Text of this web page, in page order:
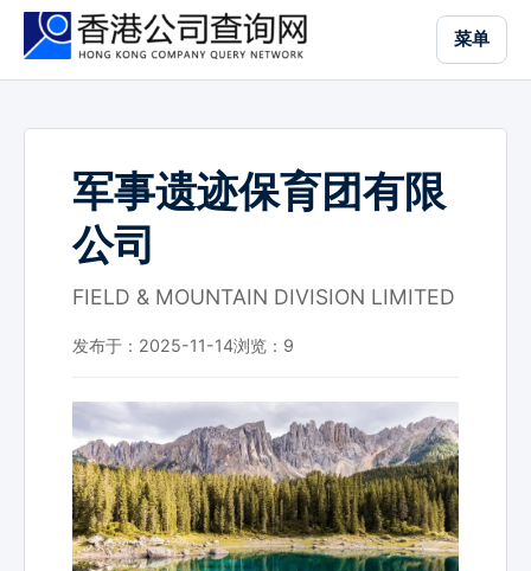
菜单
军事遗迹保育团有限
公司
FIELD & MOUNTAIN DIVISION LIMITED
发布于：2025-11-14浏览： 9